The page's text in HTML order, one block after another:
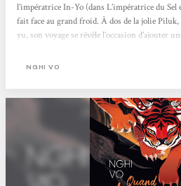
l’impératrice In-Yo (dans L’impératrice du Sel
fait face au grand froid. À dos de la jolie
yu, son voyage se révèle l’occasion d’ajouter
certes, mais en compagnie de trois tigresses
tomba amoureuse...
NGHI VO